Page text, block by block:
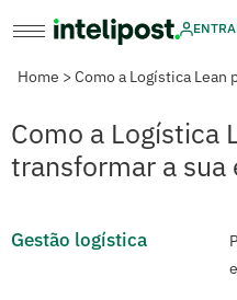
Home > Como a Logística Lean
Como a Logística
transformar a sua
Gestão logística